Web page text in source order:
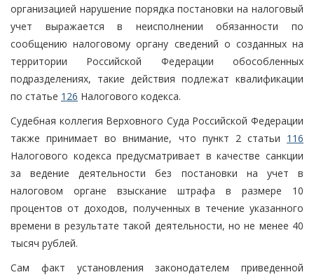
организацией нарушение порядка постановки на налоговый
учет выражается в неисполнении обязанности по
сообщению налоговому органу сведений о созданных на
территории Российской Федерации обособленных
подразделениях, такие действия подлежат квалификации
по статье 126 Налогового кодекса.
Судебная коллегия Верховного Суда Российской Федерации
также принимает во внимание, что пункт 2 статьи 116
Налогового кодекса предусматривает в качестве санкции
за ведение деятельности без постановки на учет в
налоговом органе взыскание штрафа в размере 10
процентов от доходов, полученных в течение указанного
времени в результате такой деятельности, но не менее 40
тысяч рублей.
Сам факт установления законодателем приведенной